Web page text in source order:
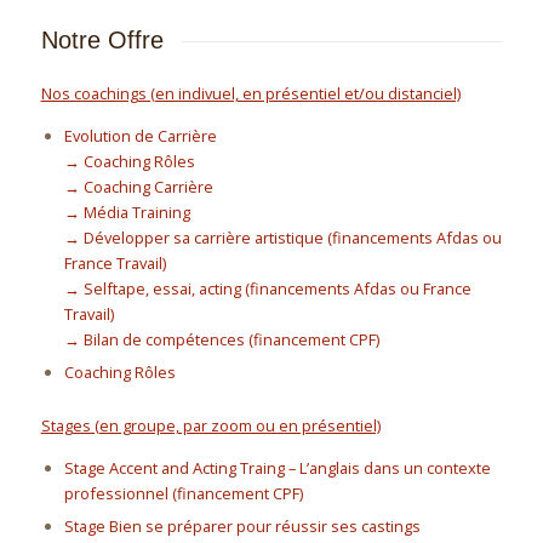
Notre Offre
Nos coachings (en indivuel, en présentiel et/ou distanciel)
Evolution de Carrière
→ Coaching Rôles
→ Coaching Carrière
→ Média Training
→ Développer sa carrière artistique (financements Afdas ou
France Travail)
→ Selftape, essai, acting (financements Afdas ou France
Travail)
→ Bilan de compétences (financement CPF)
Coaching Rôles
Stages (en groupe, par zoom ou en présentiel)
Stage Accent and Acting Traing – L’anglais dans un contexte
professionnel (financement CPF)
Stage Bien se préparer pour réussir ses castings